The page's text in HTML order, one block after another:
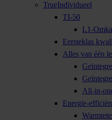
TrueIndividueel
TI-50
L1-
Eersteklas
Alles van één
All-in-
Energie-